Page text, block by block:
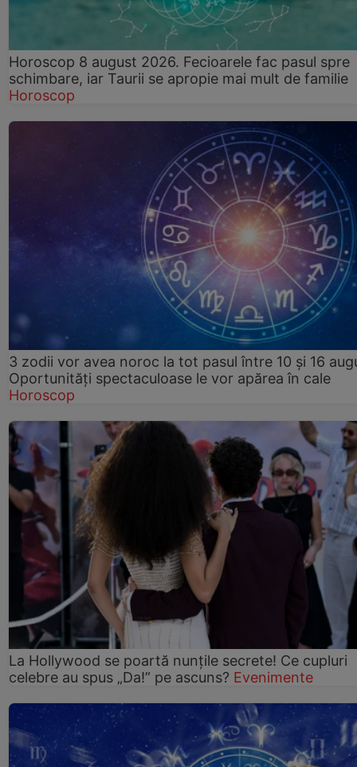
Horoscop 8 august 2026. Fecioarele fac pasul spre
schimbare, iar Taurii se apropie mai mult de familie
Horoscop
3 zodii vor avea noroc la tot pasul între 10 și 16
Oportunități spectaculoase le vor apărea în cale
Horoscop
La Hollywood se poartă nunțile secrete! Ce cupluri
celebre au spus „Da!” pe ascuns? Evenimente